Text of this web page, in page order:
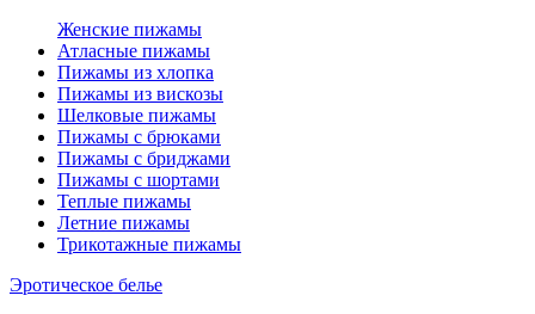
Женские пижамы
Атласные пижамы
Пижамы из хлопка
Пижамы из вискозы
Шелковые пижамы
Пижамы с брюками
Пижамы с бриджами
Пижамы с шортами
Теплые пижамы
Летние пижамы
Трикотажные пижамы
Эротическое белье